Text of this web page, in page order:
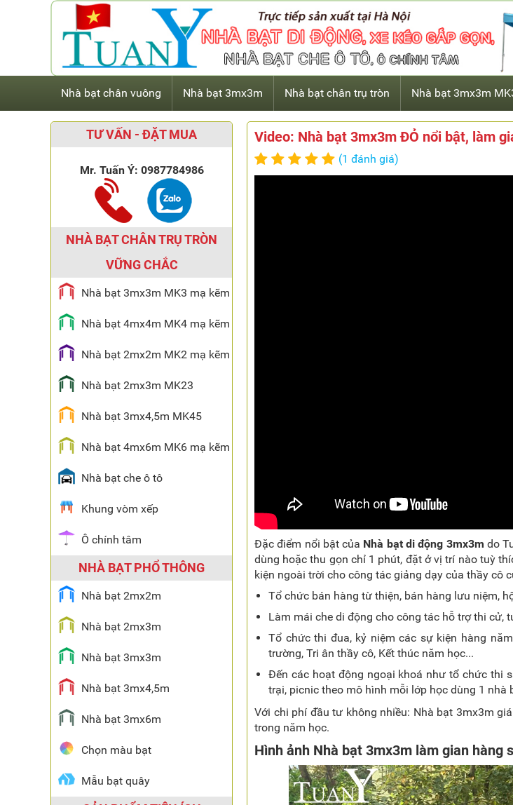
Nhà bạt chân vuông Nhà bạt 3mx3m Nhà bạt chân trụ tròn Nhà bạt 3mx3m
Video: Nhà bạt 3mx3m ĐỎ nổi bật, làm
(1 đánh giá)
Đặc điểm nổi bật của Nhà bạt di động 3mx3m do
dùng hoặc thu gọn chỉ 1 phút, đặt ở vị trí nào tuỳ
kiện ngoài trời cho công tác giảng dạy của thầy cô
Tổ chức bán hàng từ thiện, bán hàng lưu niệm,
Làm mái che di động cho công tác hỗ trợ thi cử,
Tổ chức thi đua, kỷ niệm các sự kiện hàng
trường, Tri ân thầy cô, Kết thúc năm học...
Đến các hoạt động ngoại khoá như tổ chức thi
trại, picnic theo mô hình mỗi lớp học dùng 1
Với chi phí đầu tư không nhiều: Nhà bạt 3mx3m
trong năm học.
Hình ảnh Nhà bạt 3mx3m làm gian
TƯ VẤN - ĐẶT MUA
Mr. Tuấn Ý: 0987784986
NHÀ BẠT CHÂN TRỤ TRÒN
VỮNG CHẮC
Nhà bạt 3mx3m MK3 mạ kẽm
Nhà bạt 4mx4m MK4 mạ kẽm
Nhà bạt 2mx2m MK2 mạ kẽm
Nhà bạt 2mx3m MK23
Nhà bạt 3mx4,5m MK45
Nhà bạt 4mx6m MK6 mạ kẽm
Nhà bạt che ô tô
Khung vòm xếp
Ô chính tâm
NHÀ BẠT PHỔ THÔNG
Nhà bạt 2mx2m
Nhà bạt 2mx3m
Nhà bạt 3mx3m
Nhà bạt 3mx4,5m
Nhà bạt 3mx6m
Chọn màu bạt
Mẫu bạt quây